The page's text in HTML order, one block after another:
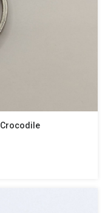
Crocodile